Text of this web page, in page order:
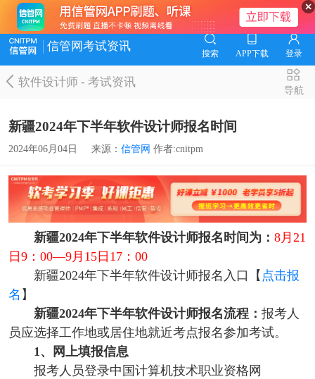
信管网考试资讯
搜索 APP下载 登录
软件设计师-考试资讯
导航
新疆2024年下半年软件设计师报名时间
2024年06月04日 来源： 信管网 作者:cnitpm
新疆2024年下半年软件设计师报名时间为： 8月21
日9：00—9月15日17：00
新疆2024年下半年软件设计师报名入口【 点击报
名 】
新疆2024年下半年软件设计师报名流程： 报考人
员应选择工作地或居住地就近考点报名参加考试。
1、网上填报信息
报考人员登录中国计算机技术职业资格网